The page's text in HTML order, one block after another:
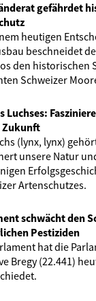
gefährdet
heutigen
beschneidet
den historischen
Schweizer
Luchses:
Zukunft
(lynx, lynx)
unsere Natur
Artenschutzes.
schwächt den
Pestiziden
hat die
Bregy (22.441)